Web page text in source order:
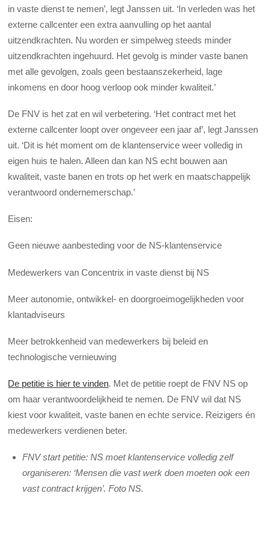
in vaste dienst te nemen’, legt Janssen uit. ‘In verleden was het
externe callcenter een extra aanvulling op het aantal
uitzendkrachten. Nu worden er simpelweg steeds minder
uitzendkrachten ingehuurd. Het gevolg is minder vaste banen
met alle gevolgen, zoals geen bestaanszekerheid, lage
inkomens en door hoog verloop ook minder kwaliteit.’
De FNV is het zat en wil verbetering. ‘Het contract met het
externe callcenter loopt over ongeveer een jaar af’, legt Janssen
uit. ‘Dit is hét moment om de klantenservice weer volledig in
eigen huis te halen. Alleen dan kan NS echt bouwen aan
kwaliteit, vaste banen en trots op het werk en maatschappelijk
verantwoord ondernemerschap.’
Eisen:
Geen nieuwe aanbesteding voor de NS-klantenservice
Medewerkers van Concentrix in vaste dienst bij NS
Meer autonomie, ontwikkel- en doorgroeimogelijkheden voor
klantadviseurs
Meer betrokkenheid van medewerkers bij beleid en
technologische vernieuwing
De petitie is hier te vinden. Met de petitie roept de FNV NS op
om haar verantwoordelijkheid te nemen. De FNV wil dat NS
kiest voor kwaliteit, vaste banen en echte service. Reizigers én
medewerkers verdienen beter.
FNV start petitie: NS moet klantenservice volledig zelf
organiseren: ‘Mensen die vast werk doen moeten ook een
vast contract krijgen’. Foto NS.